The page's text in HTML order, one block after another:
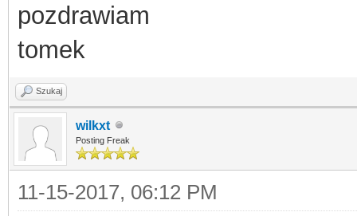
pozdrawiam
tomek
Szukaj
wilkxt
Posting Freak
11-15-2017, 06:12 PM